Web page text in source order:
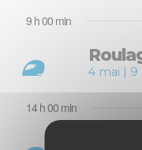
9 h 00 min
4 mai |
14 h 00 min